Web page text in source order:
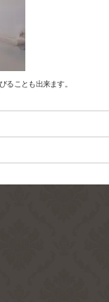
ることも出来ます。